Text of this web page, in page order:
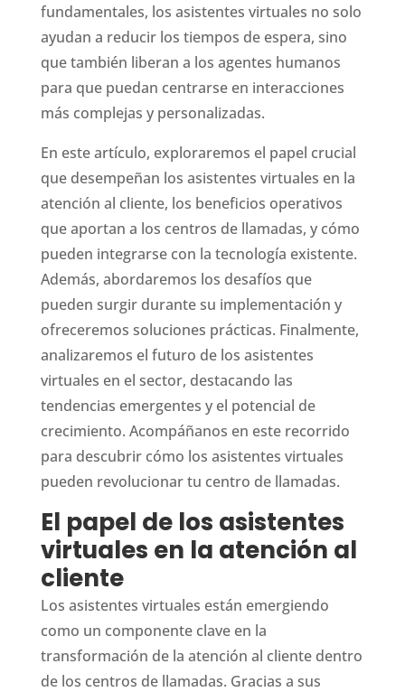
fundamentales, los asistentes virtuales no solo
ayudan a reducir los tiempos de espera, sino
que también liberan a los agentes humanos
para que puedan centrarse en interacciones
más complejas y personalizadas.
En este artículo, exploraremos el papel crucial
que desempeñan los asistentes virtuales en la
atención al cliente, los beneficios operativos
que aportan a los centros de llamadas, y cómo
pueden integrarse con la tecnología existente.
Además, abordaremos los desafíos que
pueden surgir durante su implementación y
ofreceremos soluciones prácticas. Finalmente,
analizaremos el futuro de los asistentes
virtuales en el sector, destacando las
tendencias emergentes y el potencial de
crecimiento. Acompáñanos en este recorrido
para descubrir cómo los asistentes virtuales
pueden revolucionar tu centro de llamadas.
El papel de los asistentes
virtuales en la atención al
cliente
Los asistentes virtuales están emergiendo
como un componente clave en la
transformación de la atención al cliente dentro
de los centros de llamadas. Gracias a sus